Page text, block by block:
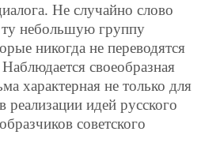
Не случайно слово
небольшую группу
никогда не переводятся
своеобразная
характерная не только для
реализации идей русского
советского